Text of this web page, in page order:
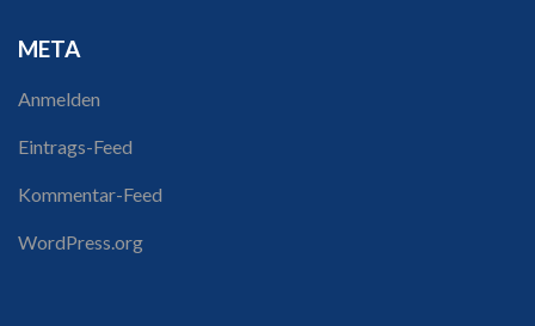
META
Anmelden
Eintrags-Feed
Kommentar-Feed
WordPress.org